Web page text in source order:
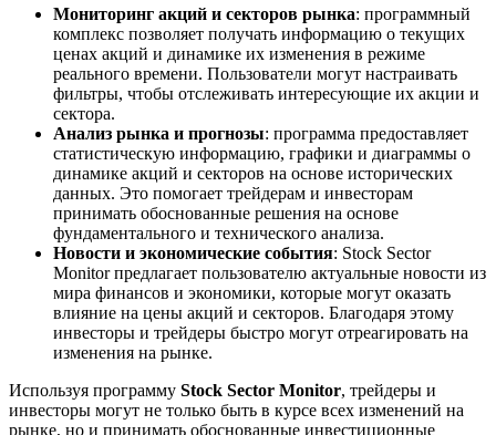
Мониторинг акций и секторов рынка: программный
комплекс позволяет получать информацию о текущих
ценах акций и динамике их изменения в режиме
реального времени. Пользователи могут настраивать
фильтры, чтобы отслеживать интересующие их акции и
сектора.
Анализ рынка и прогнозы: программа предоставляет
статистическую информацию, графики и диаграммы о
динамике акций и секторов на основе исторических
данных. Это помогает трейдерам и инвесторам
принимать обоснованные решения на основе
фундаментального и технического анализа.
Новости и экономические события: Stock Sector
Monitor предлагает пользователю актуальные новости из
мира финансов и экономики, которые могут оказать
влияние на цены акций и секторов. Благодаря этому
инвесторы и трейдеры быстро могут отреагировать на
изменения на рынке.
Используя программу Stock Sector Monitor, трейдеры и
инвесторы могут не только быть в курсе всех изменений на
рынке, но и принимать обоснованные инвестиционные